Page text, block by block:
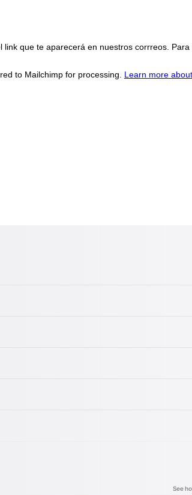
que te aparecerá en nuestros corrreos.
to Mailchimp for processing. Learn more